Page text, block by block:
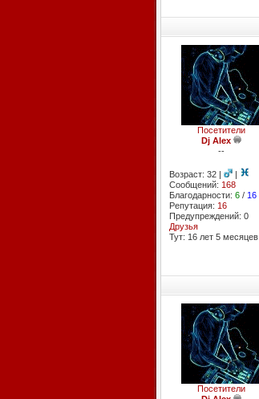
Посетители
Dj Alex
--
Возраст: 32 |
|
Сообщений: 168
Благодарности: 6/ 16
Репутация: 16
Предупреждений: 0
Друзья
Тут: 16 лет 5 месяцев
Посетители